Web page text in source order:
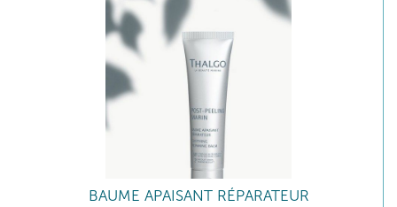
BAUME APAISANT RÉPARATEUR